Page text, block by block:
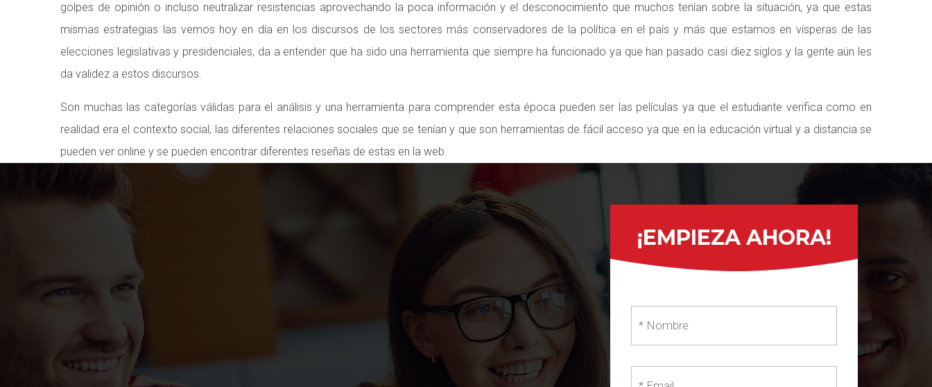
golpes de opinión o incluso neutralizar resistencias aprovechando la poca información y el desconocimiento que muchos tenían sobre la situación, ya que estas
mismas estrategias las vemos hoy en día en los discursos de los sectores más conservadores de la política en el país y más que estamos en vísperas de las
elecciones legislativas y presidenciales, da a entender que ha sido una herramienta que siempre ha funcionado ya que han pasado casi diez siglos y la gente aún les
da validez a estos discursos.
Son muchas las categorías válidas para el análisis y una herramienta para comprender esta época pueden ser las películas ya que el estudiante verifica como en
realidad era el contexto social, las diferentes relaciones sociales que se tenían y que son herramientas de fácil acceso ya que en la educación virtual y a distancia se
pueden ver online y se pueden encontrar diferentes reseñas de estas en la web.
¡EMPIEZA AHORA!